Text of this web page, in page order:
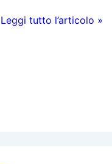
Compagna
Leggi tutto l’articolo »